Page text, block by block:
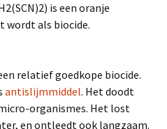
is een oranje
wordt als biocide.
relatief goedkope biocide.
antislijmmiddel. Het doodt
organismes. Het lost
en ontleedt ook langzaam.